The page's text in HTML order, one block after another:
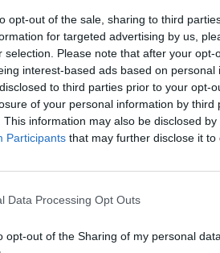
opt-out of the sale, sharing to third
for targeted advertising by us,
selection. Please note that after your
interest-based ads based on
to third parties prior to your opt-
of your personal information by third
This information may also be disclosed
Participants that may further disclose it to
Data Processing Opt Outs
opt-out of the Sharing of my personal data.
que tienen precios más
general de accionistas un
"Dicho reparto se justifica por la
consistente con el plan de
preveía como política de
generación de free cash flow en
ESP Final